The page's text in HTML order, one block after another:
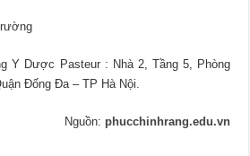
Y Dược Pasteur : Nhà 2, Tầng 5, Phòng
Đống Đa – TP Hà Nội.
Nguồn: phucchinhrang.edu.vn